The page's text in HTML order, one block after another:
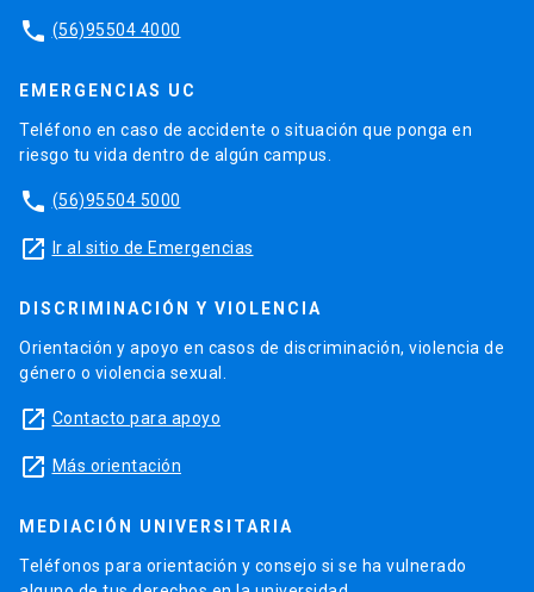
phone (56)95504 4000
EMERGENCIAS UC
Teléfono en caso de accidente o situación que ponga en
riesgo tu vida dentro de algún campus.
phone (56)95504 5000
launch Ir al sitio de Emergencias
DISCRIMINACIÓN Y VIOLENCIA
Orientación y apoyo en casos de discriminación, violencia de
género o violencia sexual.
launch Contacto para apoyo
launch Más orientación
MEDIACIÓN UNIVERSITARIA
Teléfonos para orientación y consejo si se ha vulnerado